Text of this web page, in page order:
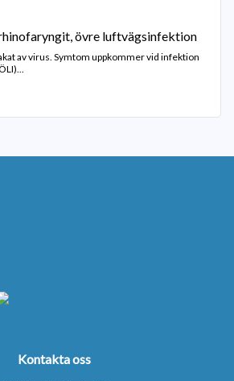
övre luftvägsinfektion
av virus. Symtom uppkommer vid infektion
Kontakta oss